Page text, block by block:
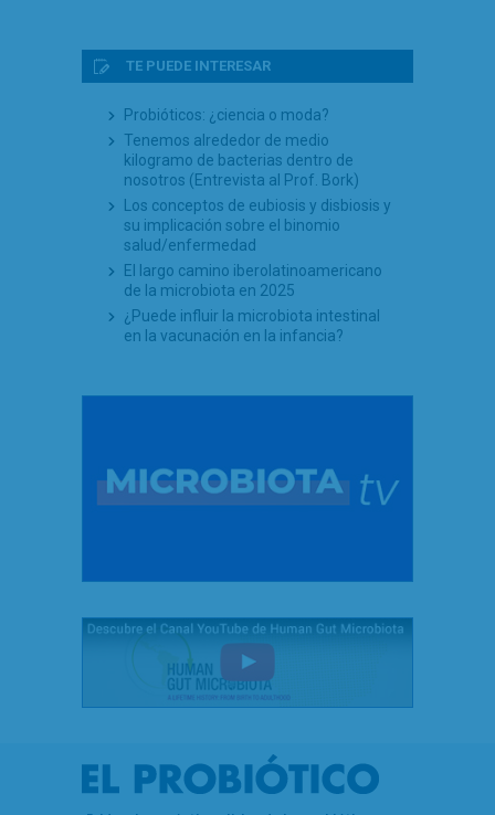
TE PUEDE INTERESAR
Probióticos: ¿ciencia o moda?
Tenemos alrededor de medio
kilogramo de bacterias dentro de
nosotros (Entrevista al Prof. Bork)
Los conceptos de eubiosis y disbiosis y
su implicación sobre el binomio
salud/enfermedad
El largo camino iberolatinoamericano
de la microbiota en 2025
¿Puede influir la microbiota intestinal
en la vacunación en la infancia?